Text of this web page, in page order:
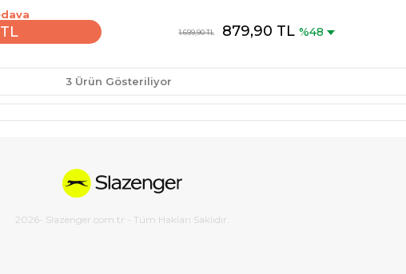
1.699,90 TL 879,90 TL %48
3 Ürün Gösteriliyor
2026- Slazenger.com.tr - Tüm Hakları Saklıdır.